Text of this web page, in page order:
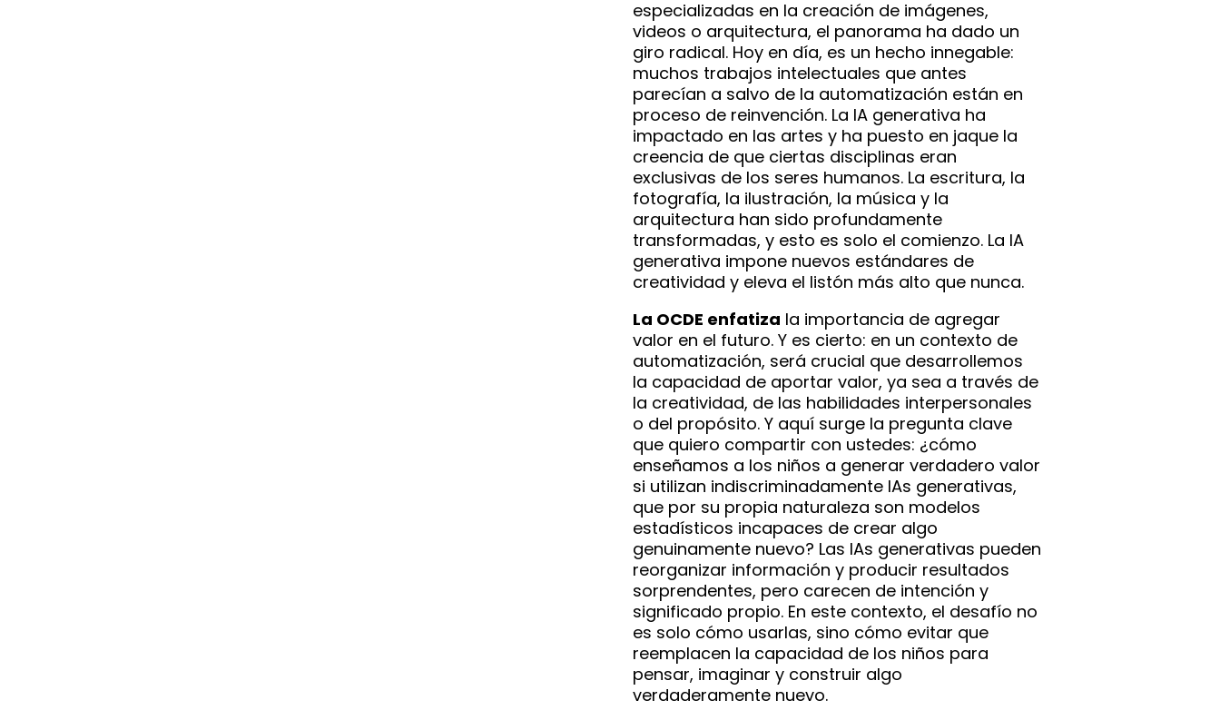
especializadas en la creación de imágenes,
videos o arquitectura, el panorama ha dado un
giro radical. Hoy en día, es un hecho innegable:
muchos trabajos intelectuales que antes
parecían a salvo de la automatización están en
proceso de reinvención. La IA generativa ha
impactado en las artes y ha puesto en jaque la
creencia de que ciertas disciplinas eran
exclusivas de los seres humanos. La escritura, la
fotografía, la ilustración, la música y la
arquitectura han sido profundamente
transformadas, y esto es solo el comienzo. La IA
generativa impone nuevos estándares de
creatividad y eleva el listón más alto que nunca.
La OCDE enfatiza la importancia de agregar
valor en el futuro. Y es cierto: en un contexto de
automatización, será crucial que desarrollemos
la capacidad de aportar valor, ya sea a través de
la creatividad, de las habilidades interpersonales
o del propósito. Y aquí surge la pregunta clave
que quiero compartir con ustedes: ¿cómo
enseñamos a los niños a generar verdadero valor
si utilizan indiscriminadamente IAs generativas,
que por su propia naturaleza son modelos
estadísticos incapaces de crear algo
genuinamente nuevo? Las IAs generativas pueden
reorganizar información y producir resultados
sorprendentes, pero carecen de intención y
significado propio. En este contexto, el desafío no
es solo cómo usarlas, sino cómo evitar que
reemplacen la capacidad de los niños para
pensar, imaginar y construir algo
verdaderamente nuevo.